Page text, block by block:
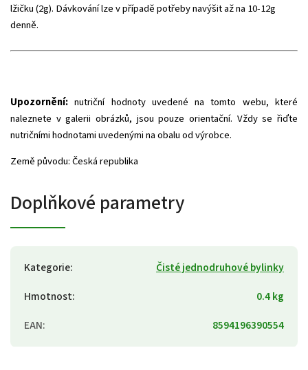
lžičku (2g). Dávkování lze v případě potřeby navýšit až na 10-12g
denně.
Upozornění: nutriční hodnoty uvedené na tomto webu, které
naleznete v galerii obrázků, jsou pouze orientační. Vždy se řiďte
nutričními hodnotami uvedenými na obalu od výrobce.
Země původu: Česká republika
Doplňkové parametry
Kategorie:
Čisté jednodruhové bylinky
Hmotnost:
0.4 kg
EAN: 8594196390554